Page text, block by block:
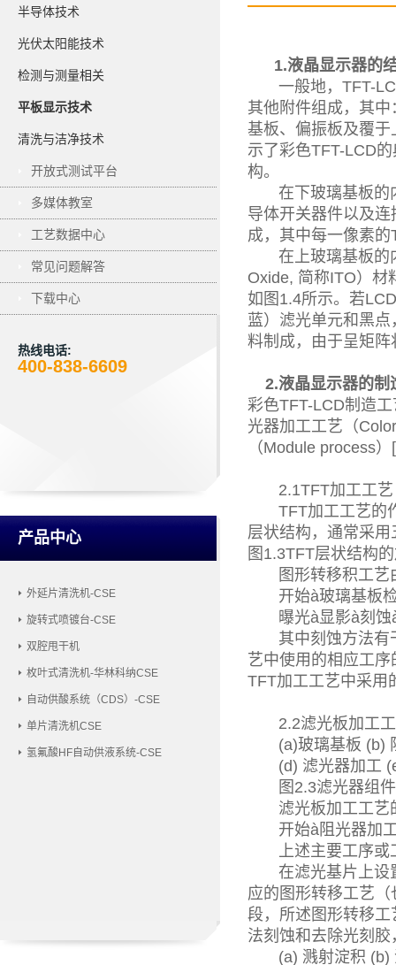
半导体技术
光伏太阳能技术
检测与测量相关
平板显示技术
清洗与洁净技术
开放式测试平台
多媒体教室
工艺数据中心
常见问题解答
下载中心
热线电话:
400-838-6609
产品中心
外延片清洗机-CSE
旋转式喷镀台-CSE
双腔甩干机
枚叶式清洗机-华林科纳CSE
自动供酸系统（CDS）-CSE
单片清洗机CSE
氢氟酸HF自动供液系统-CSE
1.液晶显示器的
一般地，TFT-
其他附件组成，其
基板、偏振板及覆
示了彩色TFT-LCD
构。
在下玻璃基板的内
导体开关器件以及
成，其中每一像素
在上玻璃基板的内
Oxide, 简称ITO）材
如图1.4所示。若
蓝）滤光单元和黑
料制成，由于呈矩
2.液晶显示器的
彩色TFT-LCD制造
光器加工工艺（
（Module process
2.1TFT加工工艺
TFT加工工艺的作
层状结构，通常采
图1.3TFT层状结构
图形转移积工艺由
开始à玻璃基板检
曝光à显影à刻蚀à
其中刻蚀方法有干
艺中使用的相应工
TFT加工工艺中采用
2.2滤光板加工
(a)玻璃基板 (b)
(d) 滤光器加工
图2.3滤光器组件
滤光板加工工艺的
开始à阻光器加工
上述主要工序或
在滤光基片上设置
应的图形转移工艺
段，所述图形转移
法刻蚀和去除光刻
(a) 溅射淀积 (b)